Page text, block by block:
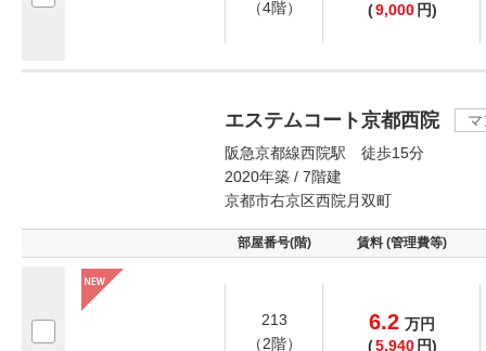
（4階）
(9,000 円)
エステムコート京都西院
阪急京都線西院駅 徒歩15分
2020年築 / 7階建
京都市右京区西院月双町
部屋番号(階) 賃料 (管理費等)
213
（2階）
6.2 万円
(5,940 円)